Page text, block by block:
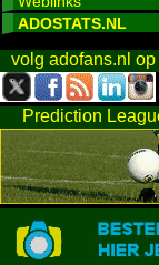
ADOSTATS.NL
volg adofans.nl op
Prediction